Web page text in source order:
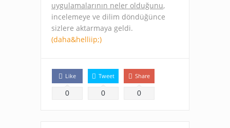
uygulamalarının neler olduğunu,
incelemeye ve dilim döndüğünce
sizlere aktarmaya geldi.
(daha&helliip;)
Like
0
Tweet
0
Share
0